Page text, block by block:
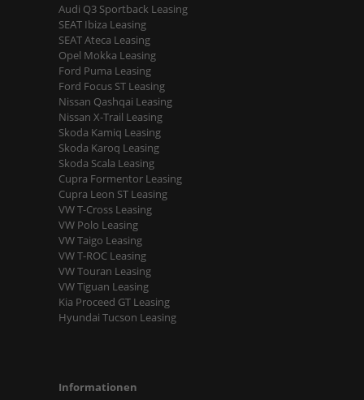
Audi Q3 Sportback Leasing
SEAT Ibiza Leasing
SEAT Ateca Leasing
Opel Mokka Leasing
Ford Puma Leasing
Ford Focus ST Leasing
Nissan Qashqai Leasing
Nissan X-Trail Leasing
Skoda Kamiq Leasing
Skoda Karoq Leasing
Skoda Scala Leasing
Cupra Formentor Leasing
Cupra Leon ST Leasing
VW T-Cross Leasing
VW Polo Leasing
VW Taigo Leasing
VW T-ROC Leasing
VW Touran Leasing
VW Tiguan Leasing
Kia Proceed GT Leasing
Hyundai Tucson Leasing
Informationen